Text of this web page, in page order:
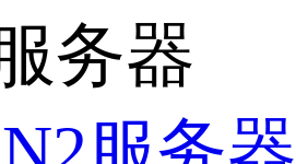
务器